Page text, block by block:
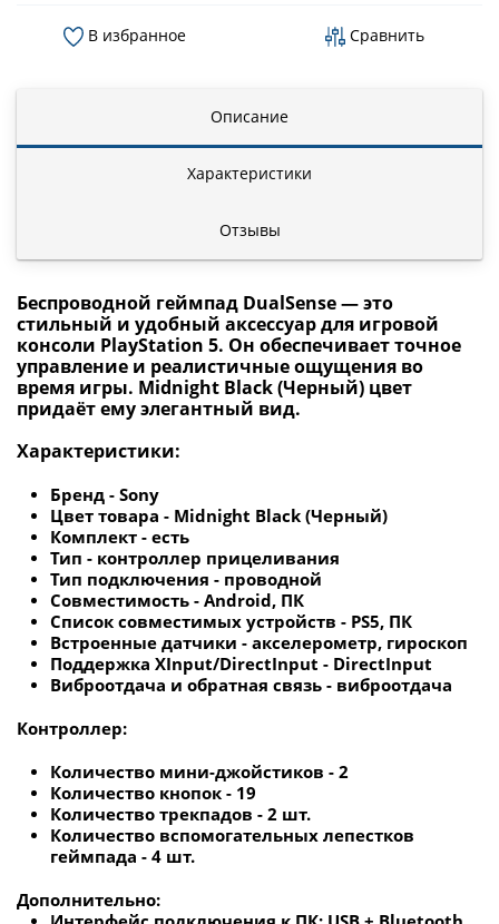
В избранное Сравнить
Описание
Характеристики
Отзывы
Беспроводной геймпад DualSense— это
стильный и удобный аксессуар для игровой
консоли PlayStation 5. Он обеспечивает точное
управление и реалистичные ощущения во
время игры. Midnight Black (Черный) цвет
придаёт ему элегантный вид.
Характеристики:
Бренд - Sony
Цвет товара - Midnight Black (Черный)
Комплект - есть
Тип - контроллер прицеливания
Тип подключения - проводной
Совместимость - Android, ПК
Список совместимых устройств - PS5, ПК
Встроенные датчики - акселерометр, гироскоп
Поддержка XInput/DirectInput - DirectInput
Виброотдача и обратная связь - виброотдача
Контроллер:
Количество мини-джойстиков - 2
Количество кнопок - 19
Количество трекпадов - 2 шт.
Количество вспомогательных лепестков
геймпада - 4 шт.
Дополнительно: